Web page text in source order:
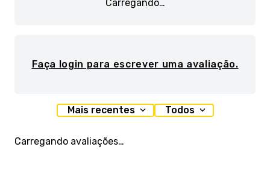
Carregando…
Faça login para escrever uma avaliação.
Mais recentes Todos
Carregando avaliações…